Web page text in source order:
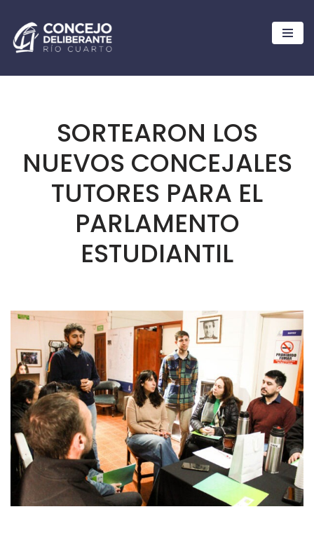
Ir
al
SORTEARON LOS
NUEVOS CONCEJALES
TUTORES PARA EL
PARLAMENTO
ESTUDIANTIL